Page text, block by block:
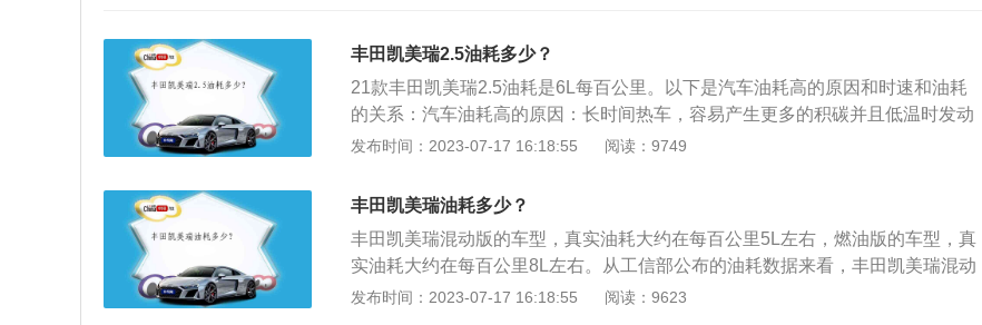
丰田凯美瑞2.5油耗多少？
21款丰田凯美瑞2.5油耗是6L每百公里。以下是汽车油耗高的原因和时速和油耗
的关系：汽车油耗高的原因：长时间热车，容易产生更多的积碳并且低温时发动
机就会多喷油维持运转；长期短途驾驶；车内长时间放重物；胎压过低；频繁暴
越小。因此，在低速时汽车的油耗较高。在堵车多的路况，可以选择低粘稠度的
机油，减少发动机摩擦，降低油耗。
发布时间：2023-07-17 16:18:55 阅读：9749
丰田凯美瑞油耗多少？
丰田凯美瑞混动版的车型，真实油耗大约在每百公里5L左右，燃油版的车型，真
实油耗大约在每百公里8L左右。从工信部公布的油耗数据来看，丰田凯美瑞混动
版车型的油耗为每百公里4.1L，而燃油版车型的油耗为每百公里5.5L，5.7L，5.8
发布时间：2023-07-17 16:18:55 阅读：9623